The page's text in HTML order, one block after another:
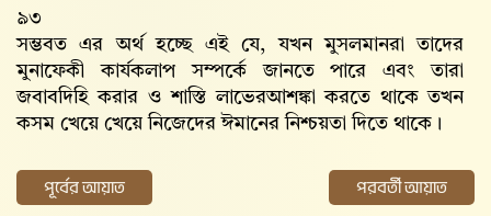
৯৩
সম্ভবত এর অর্থ হচ্ছে এই যে, যখন মুসলমানরা তাদের
মুনাফেকী কার্যকলাপ সম্পর্কে জানতে পারে এবং তারা
জবাবদিহি করার ও শাস্তি লাভেরআশঙ্কা করতে থাকে তখন
কসম খেয়ে খেয়ে নিজেদের ঈমানের নিশ্চয়তা দিতে থাকে।
পূর্বের আয়াত পরবর্তী আয়াত